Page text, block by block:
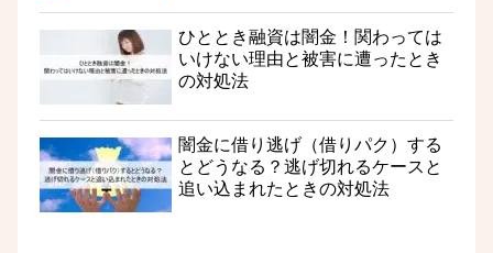
ひととき融資は闇金！関わっては
いけない理由と被害に遭ったとき
の対処法
闇金に借り逃げ（借りパク）する
とどうなる？逃げ切れるケースと
追い込まれたときの対処法